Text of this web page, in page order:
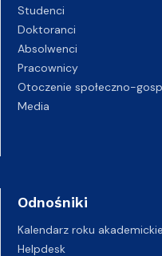
Studenci
Doktoranci
Absolwenci
Pracownicy
Otoczenie społeczno-
Media
Odnośniki
Kalendarz roku
Helpdesk